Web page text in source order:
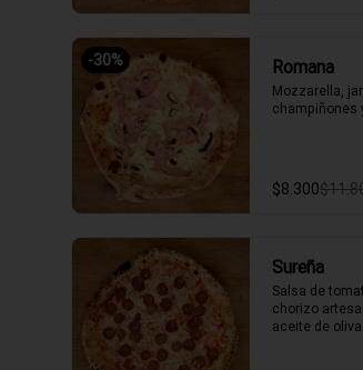
-30% Romana
Mozzarella,
champiñones
$8.300
Sureña
Salsa de
chorizo
aceite de